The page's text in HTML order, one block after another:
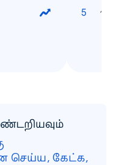
你
செய்ய, கேட்க,